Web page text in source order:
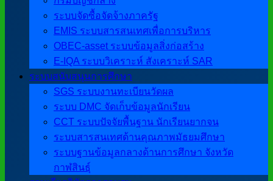
ระบบจัดซื้อจัดจ้างภาครัฐ
EMIS ระบบสารสนเทศเพื่อการบริหาร
OBEC-asset ระบบข้อมูลสิ่งก่อสร้าง
E-IQA ระบบวิเคราะห์ สังเคราะห์ SAR
ระบบสนับสนุนการศึกษา
SGS ระบบงานทะเบียนวัดผล
ระบบ DMC จัดเก็บข้อมูลนักเรียน
CCT ระบบปัจจัยพื้นฐาน นักเรียนยากจน
ระบบสารสนเทศด้านคุณภาพมัธยมศึกษา
ระบบฐานข้อมูลกลางด้านการศึกษา จังหวัด
กาฬสินธุ์